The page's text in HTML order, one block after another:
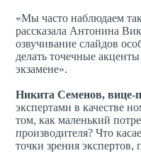
«Мы часто наблюдаем
рассказала Антонина
озвучивание слайдов
делать точечные
экзамене».
Никита Семенов, вице-
экспертами в качестве
том, как маленький
производителя? Что
точки зрения